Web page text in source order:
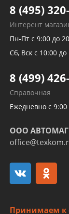
Тормозных
Рукавов
Рукавов
Трубок
Развертка пайка
алюминиевых
8 (495)
Интерент
Пн-Пт с 9:00 до
Сб, Вск с 10:00 до
8 (499)
Справочная
Ежедневно с 9:00
ООО АВТОМАГ
Принимаем к